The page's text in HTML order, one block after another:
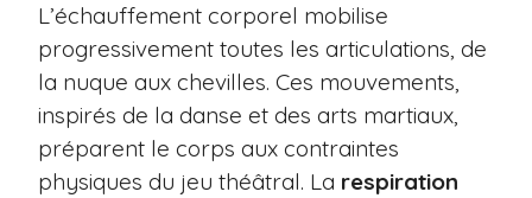
L’échauffement corporel mobilise
progressivement toutes les articulations, de
la nuque aux chevilles. Ces mouvements,
inspirés de la danse et des arts martiaux,
préparent le corps aux contraintes
physiques du jeu théâtral. La respiration